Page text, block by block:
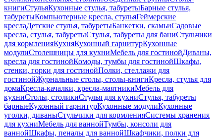
книгиСтульяКухонные стулья, табуретыБарные стулья,
табуретыКомпьютерные кресла, стульяГеймерские
креслаДетские стулья, табуретыБанкетки, скамьиСадовые
кресла, стулья, табуретыСтулья, табуреты для баниСтульчики
для кормленияКухняКухонный гарнитурКухонные
модулиСтолешницы для кухниМебель для гостинойДиваны,
кресла для гостинойКомоды, тумбы для гостинойШкафы,
стенки, горки для гостинойПолки, стеллажи для
гостинойЖурнальные столы, столы-книгиКресла, стулья для
домаКресла-качалки, кресла-маятникиМебель для
кухниСтолы, столикиСтулья для кухниСтулья, табуреты
барныеКухонный гарнитурКухонные модулиКухонные
уголки, диваныСтульчики для кормленияСистемы хранения
для кухниМебель для ваннойТумбы, консоли для
ваннойШкафы, пеналы для ваннойШкафчики, полки для